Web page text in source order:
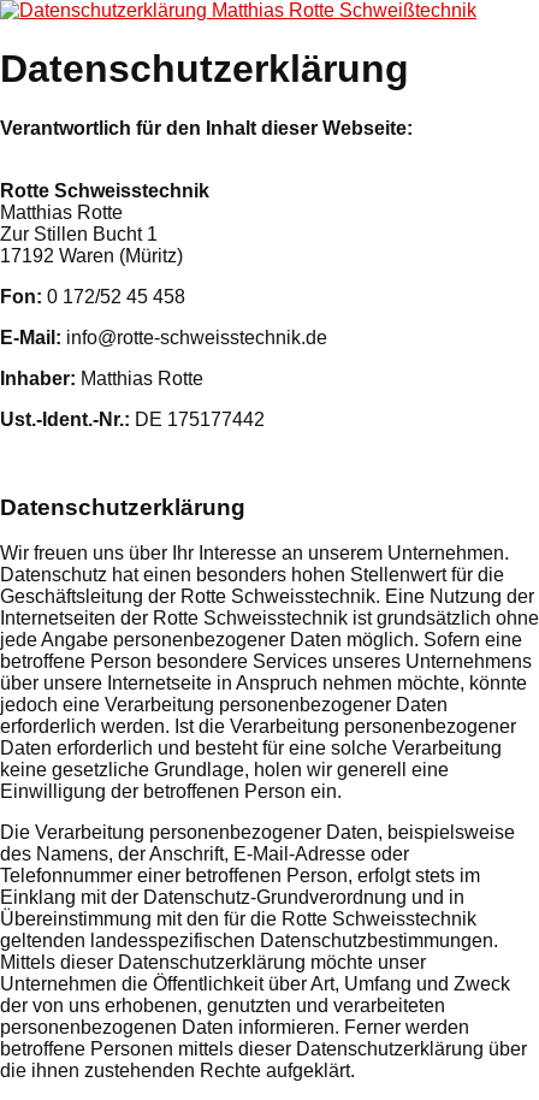
Matthias Rotte Schweißtechnik
Datenschutzerklärung
Verantwortlich für den Inhalt dieser Webseite:
Rotte Schweisstechnik
Matthias Rotte
Zur Stillen Bucht 1
17192 Waren (Müritz)
Fon: 0 172/52 45 458
E-Mail: info@rotte-schweisstechnik.de
Inhaber: Matthias Rotte
Ust.-Ident.-Nr.: DE 175177442
Datenschutzerklärung
Wir freuen uns über Ihr Interesse an unserem Unternehmen.
Datenschutz hat einen besonders hohen Stellenwert für die
Geschäftsleitung der Rotte Schweisstechnik. Eine Nutzung der
Internetseiten der Rotte Schweisstechnik ist grundsätzlich ohne
jede Angabe personenbezogener Daten möglich. Sofern eine
betroffene Person besondere Services unseres Unternehmens
über unsere Internetseite in Anspruch nehmen möchte, könnte
jedoch eine Verarbeitung personenbezogener Daten
erforderlich werden. Ist die Verarbeitung personenbezogener
Daten erforderlich und besteht für eine solche Verarbeitung
keine gesetzliche Grundlage, holen wir generell eine
Einwilligung der betroffenen Person ein.
Die Verarbeitung personenbezogener Daten, beispielsweise
des Namens, der Anschrift, E-Mail-Adresse oder
Telefonnummer einer betroffenen Person, erfolgt stets im
Einklang mit der Datenschutz-Grundverordnung und in
Übereinstimmung mit den für die Rotte Schweisstechnik
geltenden landesspezifischen Datenschutzbestimmungen.
Mittels dieser Datenschutzerklärung möchte unser
Unternehmen die Öffentlichkeit über Art, Umfang und Zweck
der von uns erhobenen, genutzten und verarbeiteten
personenbezogenen Daten informieren. Ferner werden
betroffene Personen mittels dieser Datenschutzerklärung über
die ihnen zustehenden Rechte aufgeklärt.